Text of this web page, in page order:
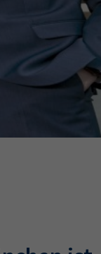
Sachkundeprüfung